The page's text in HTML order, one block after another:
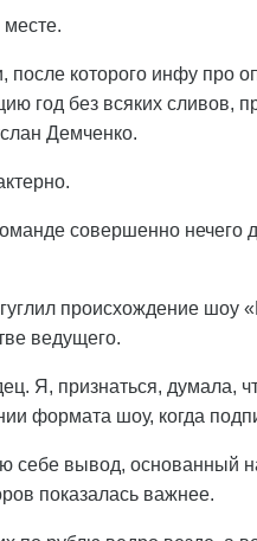
после которого инфу про
год без всяких сливов,
Демченко.
совершенно
происхождение шоу
ведущего.
Я, признаться, думала,
формата шоу, когда
себе вывод, основанный
показалась важнее.